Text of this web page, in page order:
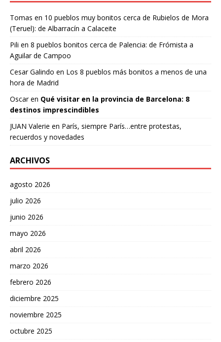
Tomas en 10 pueblos muy bonitos cerca de Rubielos de Mora
(Teruel): de Albarracín a Calaceite
Pili en 8 pueblos bonitos cerca de Palencia: de Frómista a
Aguilar de Campoo
Cesar Galindo en Los 8 pueblos más bonitos a menos de una
hora de Madrid
Oscaren Qué visitar en la provincia de Barcelona: 8
destinos imprescindibles
JUAN Valerie en París, siempre París…entre protestas,
recuerdos y novedades
ARCHIVOS
agosto 2026
julio 2026
junio 2026
mayo 2026
abril 2026
marzo 2026
febrero 2026
diciembre 2025
noviembre 2025
octubre 2025